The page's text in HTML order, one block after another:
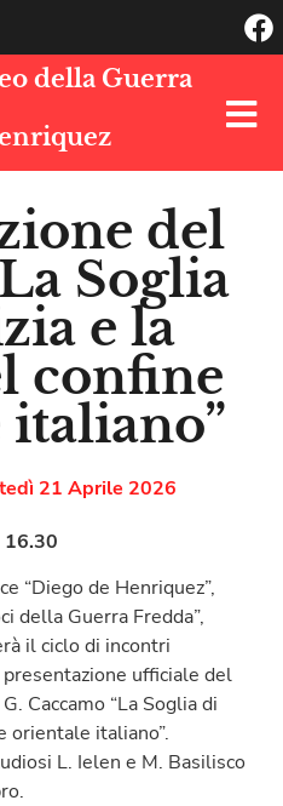
della Guerra
del
Soglia
e la
confine
21 Aprile 2026
16.30
“Diego de Henriquez”,
della Guerra Fredda”,
il ciclo di incontri
ufficiale del
Caccamo “La Soglia di
orientale italiano”.
L. Ielen e M. Basilisco